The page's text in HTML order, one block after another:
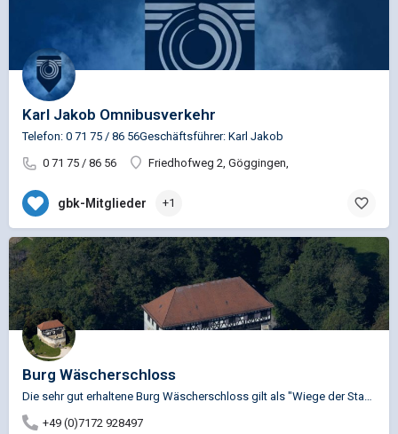
Karl Jakob Omnibusverkehr
Telefon: 0 71 75 / 86 56Geschäftsführer: Karl Jakob
0 71 75 / 86 56
Friedhofweg 2, Göggingen,
gbk-Mitglieder +1
Burg Wäscherschloss
+49 (0)7172 928497